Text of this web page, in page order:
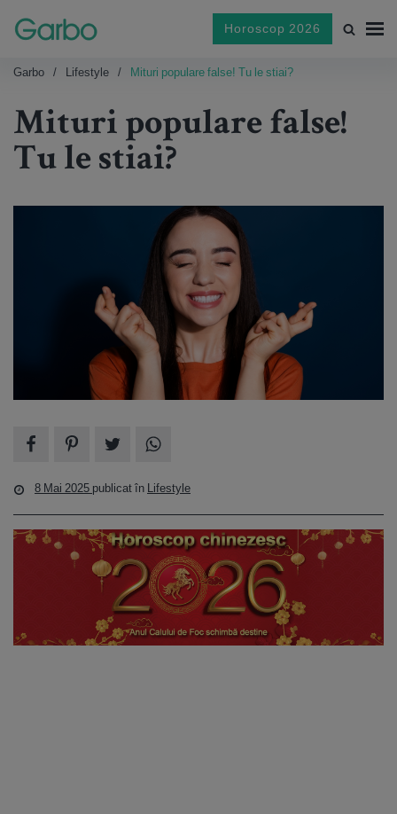
Horoscop 2026
Garbo Lifestyle Mituri populare false! Tu le stiai?
Mituri populare false!
Tu le stiai?
8 Mai 2025 publicat în Lifestyle